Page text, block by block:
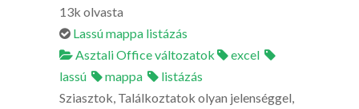
13k olvasta
Lassú mappa listázás
Asztali Office változatok
excel
lassú
mappa
listázás
Sziasztok, Találkoztatok olyan jelenséggel,